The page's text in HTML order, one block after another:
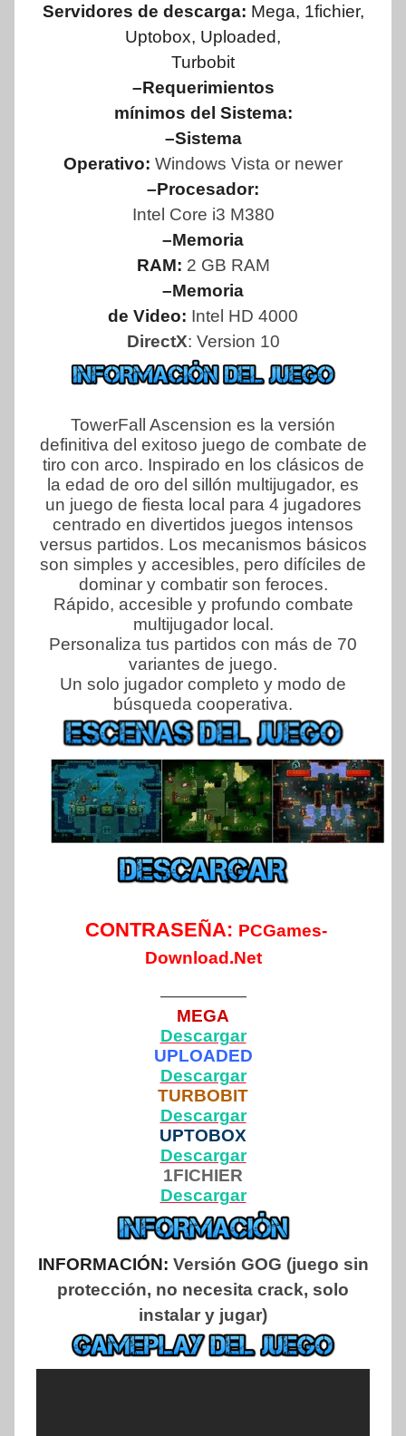
Servidores de descarga: Mega, 1fichier,
Uptobox, Uploaded,
Turbobit
–Requerimientos
mínimos del Sistema:
–Sistema
Operativo: Windows Vista or newer
–Procesador:
Intel Core i3 M380
–Memoria
RAM: 2 GB RAM
–Memoria
de Video: Intel HD 4000
DirectX: Version 10
TowerFall Ascension es la versión
definitiva del exitoso juego de combate de
tiro con arco. Inspirado en los clásicos de
la edad de oro del sillón multijugador, es
un juego de fiesta local para 4 jugadores
centrado en divertidos juegos intensos
versus partidos. Los mecanismos básicos
son simples y accesibles, pero difíciles de
dominar y combatir son feroces.
Rápido, accesible y profundo combate
multijugador local.
Personaliza tus partidos con más de 70
variantes de juego.
Un solo jugador completo y modo de
búsqueda cooperativa.
CONTRASEÑA: PCGames-
Download.Net
—————
MEGA
Descargar
UPLOADED
Descargar
TURBOBIT
Descargar
UPTOBOX
Descargar
1FICHIER
Descargar
INFORMACIÓN: Versión GOG (juego sin
protección, no necesita crack, solo
instalar y jugar)